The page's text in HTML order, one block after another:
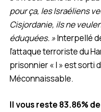
pour ça, les Israéliens
Cisjordanie, ils ne
éduquées. »Interpellé
l’attaque terroriste du
prisonnier « I » est sorti
Méconnaissable.
Il vous reste 83.86%